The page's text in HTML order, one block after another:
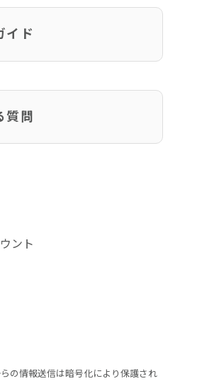
イド
質問
ント
の情報送信は暗号化により保護され